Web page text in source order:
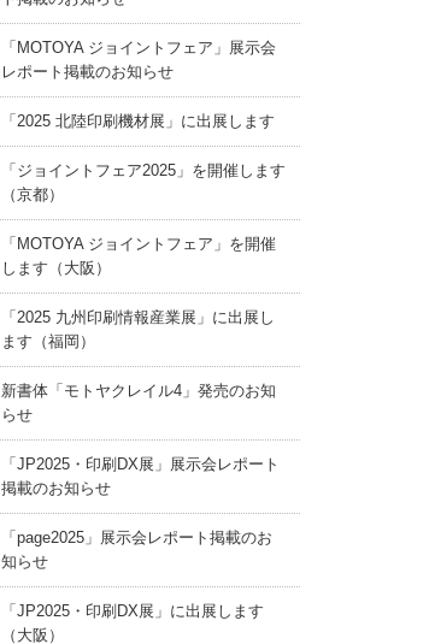
「MOTOYA ジョイントフェア」展示会
レポート掲載のお知らせ
「2025 北陸印刷機材展」に出展します
「ジョイントフェア2025」を開催します
（京都）
「MOTOYA ジョイントフェア」を開催
します（大阪）
「2025 九州印刷情報産業展」に出展し
ます（福岡）
新書体「モトヤクレイル4」発売のお知
らせ
「JP2025・印刷DX展」展示会レポート
掲載のお知らせ
「page2025」展示会レポート掲載のお
知らせ
「JP2025・印刷DX展」に出展します
（大阪）